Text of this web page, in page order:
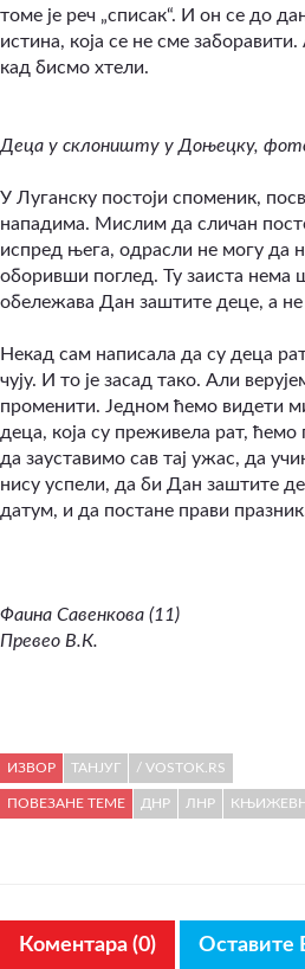
томе је реч „списак“. И он се до
истина, која се не сме
кад бисмо хтели.
Деца у склоништу у Доњецку,
У Луганску постоји споменик,
нападима. Мислим да сличан
испред њега, одрасли не могу да
оборивши поглед. Ту заиста нема
обележава Дан заштите деце, а
Некад сам написала да су деца
чују. И то је засад тако. Али
променити. Једном ћемо видети
деца, која су преживела рат,
да зауставимо сав тај ужас, да
нису успели, да би Дан заштите
датум, и да постане прави
Фаина Савенкова (11)
ИЗВОР ТАНЈУГ / VOSTOK.RS
ПОВЕЗАНЕ ТЕМЕ ДНР ЛНР
Коментара (0) Оставите